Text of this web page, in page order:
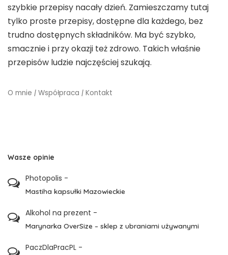
szybkie przepisy nacały dzień. Zamieszczamy tutaj
tylko proste przepisy, dostępne dla każdego, bez
trudno dostępnych składników. Ma być szybko,
smacznie i przy okazji też zdrowo. Takich właśnie
przepisów ludzie najczęściej szukają.
O mnie | Współpraca | Kontakt
Wasze opinie
Photopolis -
Mastiha kapsułki Mazowieckie
Alkohol na prezent -
Marynarka OverSize – sklep z ubraniami używanymi
PaczDlaPracPL -